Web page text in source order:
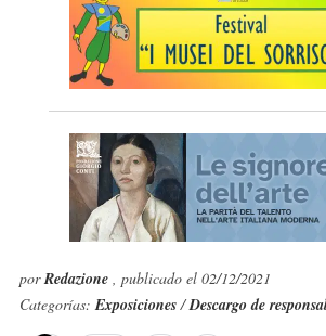
porRedazione , publicado el 02/12/2021
Categorías:Exposiciones/Descargo de